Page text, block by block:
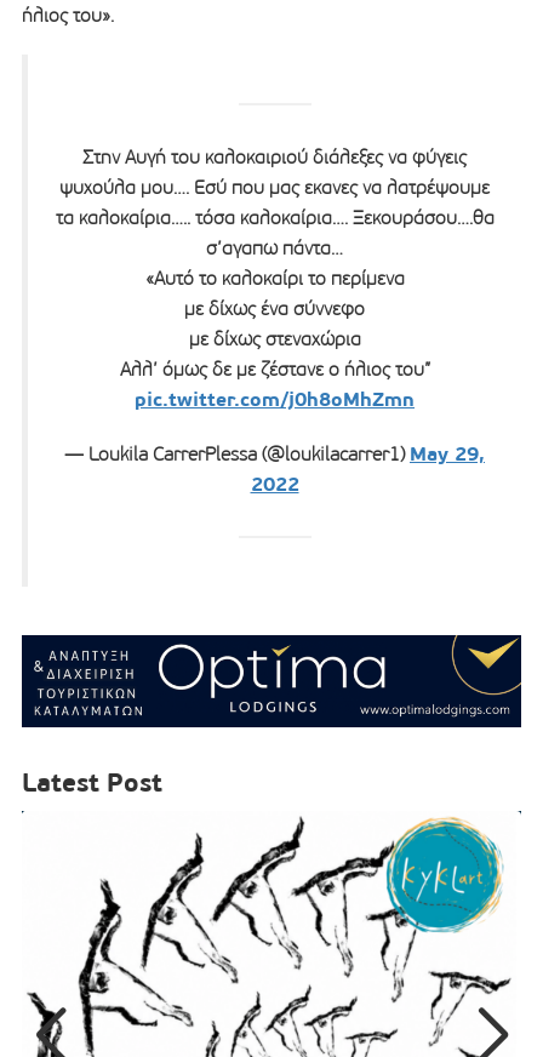
ήλιος του».
Στην Αυγή του καλοκαιριού διάλεξες να φύγεις
ψυχούλα μου…. Εσύ που μας εκανες να λατρέψουμε
τα καλοκαίρια….. τόσα καλοκαίρια…. Ξεκουράσου….θα
σ’αγαπω πάντα…
«Αυτό το καλοκαίρι το περίμενα
με δίχως ένα σύννεφο
με δίχως στεναχώρια
Αλλ’ όμως δε με ζέστανε ο ήλιος του”
pic.twitter.com/j0h8oMhZmn
— Loukila CarrerPlessa (@loukilacarrer1) May 29,
2022
Latest Post